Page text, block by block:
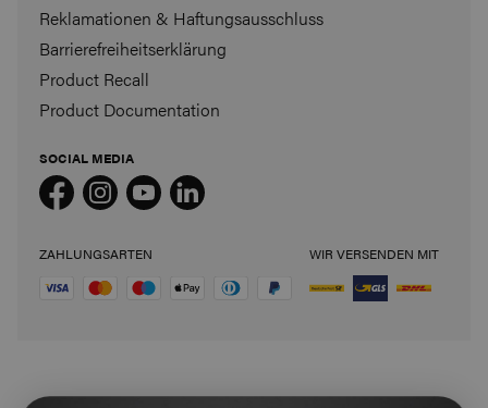
Reklamationen & Haftungsausschluss
Barrierefreiheitserklärung
Product Recall
Product Documentation
SOCIAL MEDIA
ZAHLUNGSARTEN WIR VERSENDEN MIT